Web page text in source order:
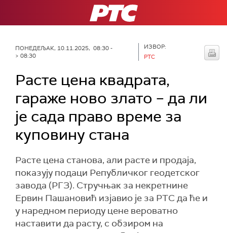
РТС
ПОНЕДЕЉАК, 10.11.2025, 08:30 -
> 08:30
ИЗВОР:
РТС
Расте цена квадрата,
гараже ново злато – да ли
је сада право време за
куповину стана
Расте цена станова, али расте и продаја,
показују подаци Републичког геодетског
завода (РГЗ). Стручњак за некретнине
Ервин Пашановић изјавио је за РТС да ће и
у наредном периоду цене вероватно
наставити да расту, с обзиром на